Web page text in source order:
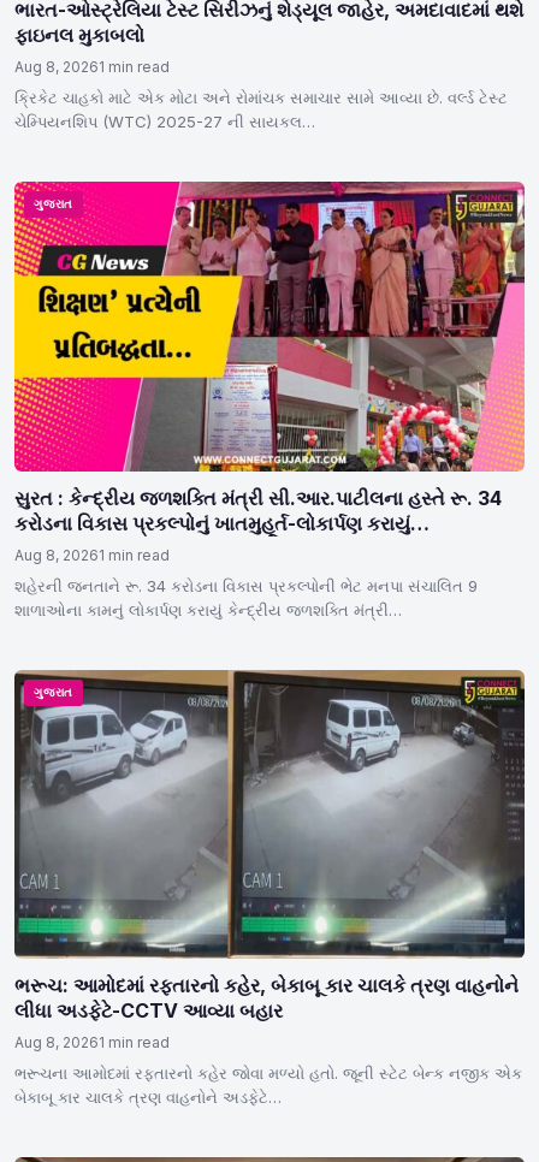
ભારત-ઓસ્ટ્રેલિયા ટેસ્ટ સિરીઝનું શેડ્યૂલ જાહેર, અમદાવાદમાં થશે
ફાઇનલ મુકાબલો
Aug 8, 20261 min read
ક્રિકેટ ચાહકો માટે એક મોટા અને રોમાંચક સમાચાર સામે આવ્યા છે. વર્લ્ડ ટેસ્ટ
ચેમ્પિયનશિપ (WTC) 2025-27 ની સાયકલ…
ગુજરાત
સુરત : કેન્દ્રીય જળશક્તિ મંત્રી સી.આર.પાટીલના હસ્તે રૂ. 34
કરોડના વિકાસ પ્રકલ્પોનું ખાતમુહૂર્ત-લોકાર્પણ કરાયું…
Aug 8, 20261 min read
શહેરની જનતાને રૂ. 34 કરોડના વિકાસ પ્રકલ્પોની ભેટ મનપા સંચાલિત 9
શાળાઓના કામનું લોકાર્પણ કરાયું કેન્દ્રીય જળશક્તિ મંત્રી…
ગુજરાત
ભરૂચ: આમોદમાં રફતારનો કહેર, બેકાબૂ કાર ચાલકે ત્રણ વાહનોને
લીધા અડફેટે-CCTV આવ્યા બહાર
Aug 8, 20261 min read
ભરૂચના આમોદમાં રફતારનો કહેર જોવા મળ્યો હતો. જૂની સ્ટેટ બેન્ક નજીક એક
બેકાબૂ કાર ચાલકે ત્રણ વાહનોને અડફેટે…